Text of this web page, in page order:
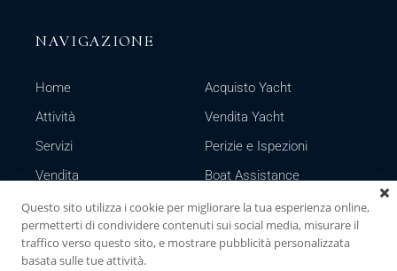
NAVIGAZIONE
Home
Attività
Servizi
Vendita
Noleggio
Contatti
News
Acquisto Yacht
Vendita Yacht
Perizie e Ispezioni
Boat Assistance
Domotica Nautica
Nautical Brokerage
Questo sito utilizza i cookie per migliorare la tua esperienza online,
permetterti di condividere contenuti sui social media, misurare il
traffico verso questo sito, e mostrare pubblicità personalizzata
basata sulle tue attività.